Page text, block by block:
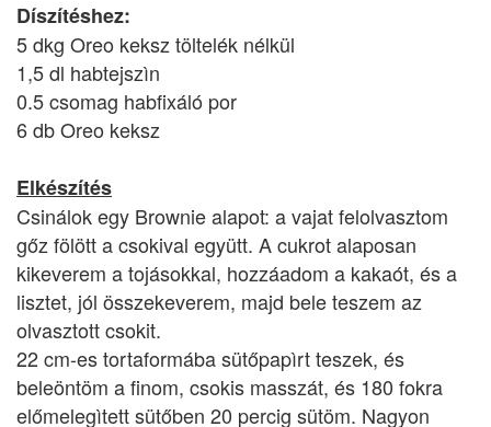
Díszítéshez:
5 dkg Oreo keksz töltelék nélkül
1,5 dl habtejszìn
0.5 csomag habfixáló por
6 db Oreo keksz
Elkészítés
Csinálok egy Brownie alapot: a vajat felolvasztom
gőz fölött a csokival együtt. A cukrot alaposan
kikeverem a tojásokkal, hozzáadom a kakaót, és a
lisztet, jól összekeverem, majd bele teszem az
olvasztott csokit.
22 cm-es tortaformába sütőpapìrt teszek, és
beleöntöm a finom, csokis masszát, és 180 fokra
előmelegìtett sütőben 20 percig sütöm. Nagyon